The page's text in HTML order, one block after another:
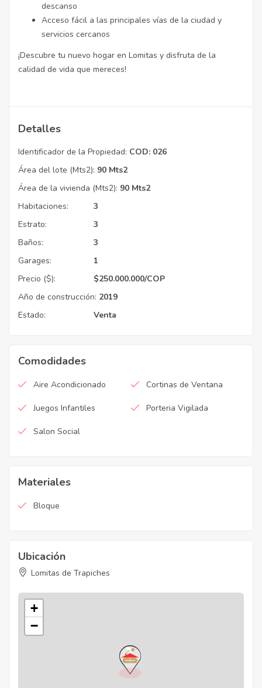
descanso
Acceso fácil a las principales vías de la ciudad y
servicios cercanos
¡Descubre tu nuevo hogar en Lomitas y disfruta de la
calidad de vida que mereces!
Detalles
Identificador de la Propiedad: COD: 026
Área del lote (Mts2): 90 Mts2
Área de la vivienda (Mts2): 90 Mts2
Habitaciones:
3
Estrato:
3
Baños:
3
Garages:
1
Precio ($):
$250.000.000/COP
Año de construcción: 2019
Estado:
Venta
Comodidades
Aire Acondicionado Cortinas de Ventana
Juegos Infantiles Porteria Vigilada
Salon Social
Materiales
Bloque
Ubicación
Lomitas de Trapiches
+
−